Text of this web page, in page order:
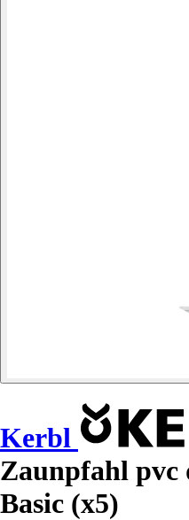
Kerbl
Zaunpfahl pvc
Basic (x5)